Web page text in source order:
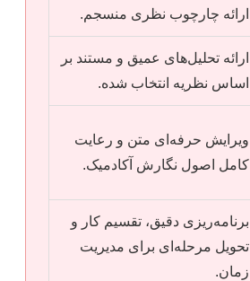
ارائه چارچوب نظری منسجم.
ارائه تحلیل‌های عمیق و مستند بر
اساس نظریه انتخاب شده.
ویرایش حرفه‌ای متن و رعایت
کامل اصول نگارش آکادمیک.
برنامه‌ریزی دقیق، تقسیم کار و
تحویل مرحله‌ای برای مدیریت
زمان.